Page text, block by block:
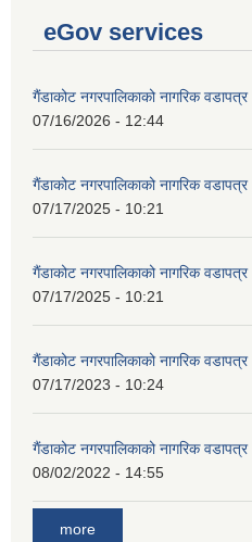
eGov services
गैंडाकोट नगरपालिकाको नागरिक
07/16/2026 - 12:44
गैंडाकोट नगरपालिकाको नागरिक
07/17/2025 - 10:21
गैंडाकोट नगरपालिकाको नागरिक
07/17/2025 - 10:21
गैंडाकोट नगरपालिकाको नागरिक
07/17/2023 - 10:24
गैंडाकोट नगरपालिकाको नागरिक
08/02/2022 - 14:55
more